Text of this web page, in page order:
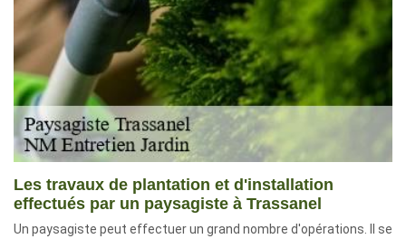
Les travaux de plantation et d'installation
effectués par un paysagiste à Trassanel
Un paysagiste peut effectuer un grand nombre d'opérations. Il se